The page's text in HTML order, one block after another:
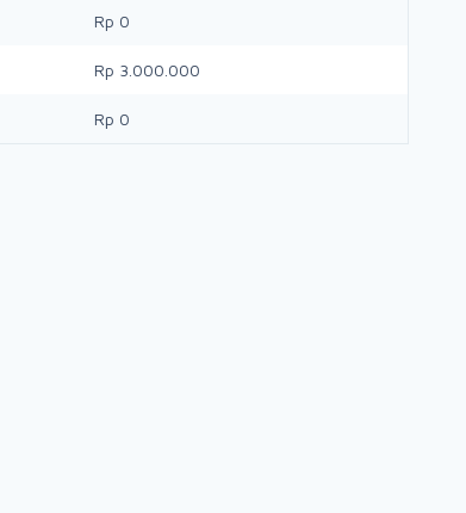
Rp 0
Rp 3.000.000
Rp 0